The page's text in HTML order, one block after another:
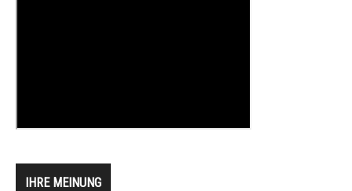
IHRE MEINUNG